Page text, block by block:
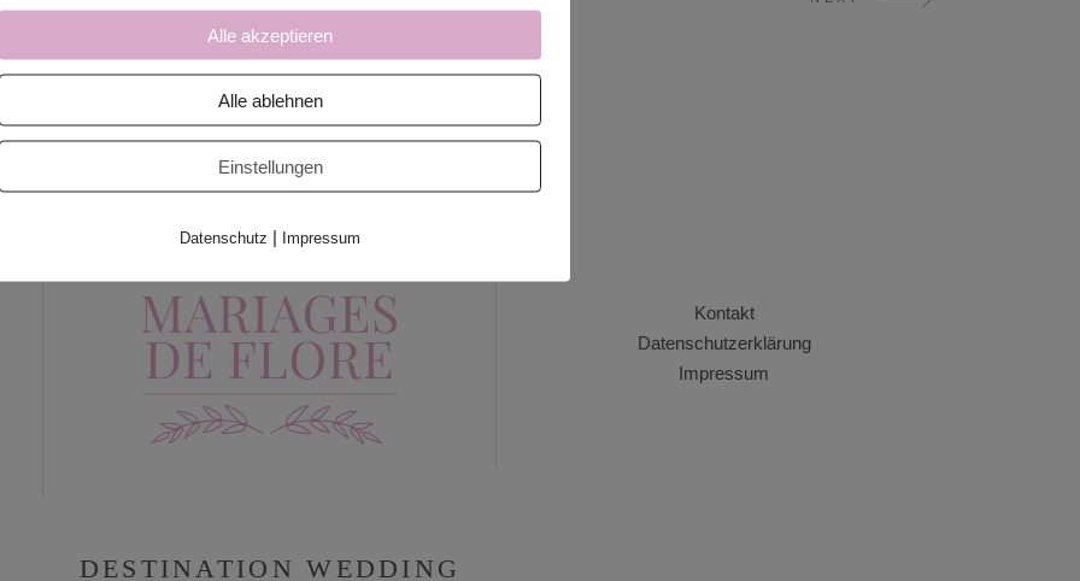
DESTINATION WEDDING
Kontakt
Datenschutzerklärung
Impressum
Alle akzeptieren
Alle ablehnen
Einstellungen
Datenschutz | Impressum